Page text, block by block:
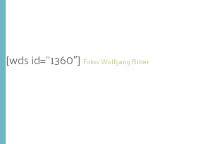
[wds id=“1360″] Fotos: Wolfgang Ritter